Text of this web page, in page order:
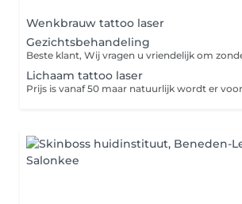
Wenkbrauw tattoo laser
Gezichtsbehandeling
Lichaam tattoo laser